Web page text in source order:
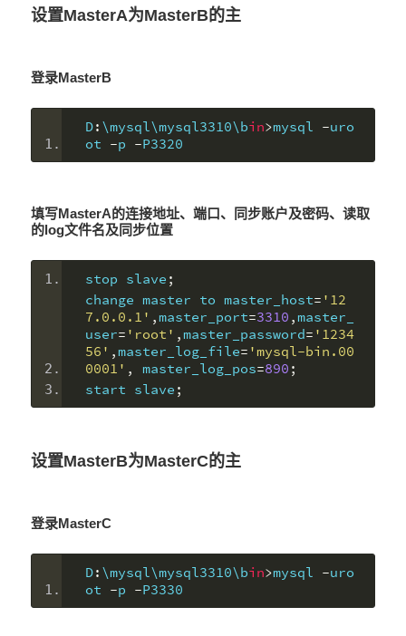
设置MasterA为MasterB的主
登录MasterB
D: \mysql\mysql3310\bin>mysql -uro
ot -p -P3320
填写MasterA的连接地址、端口、同步账户及密码、读取
的log文件名及同步位置
stop slave ;
change master to master_host= '12
7.0.0.1' ,master_port=3310 ,master_
user= 'root' ,master_password= '1234
56' ,master_log_file= 'mysql-bin.00
0001' , master_log_pos=890 ;
start slave ;
设置MasterB为MasterC的主
登录MasterC
D: \mysql\mysql3310\bin>mysql -uro
ot -p -P3330